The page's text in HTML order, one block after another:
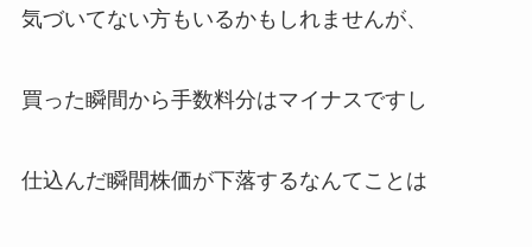
気づいてない方もいるかもしれませんが、
買った瞬間から手数料分はマイナスですし
仕込んだ瞬間株価が下落するなんてことは